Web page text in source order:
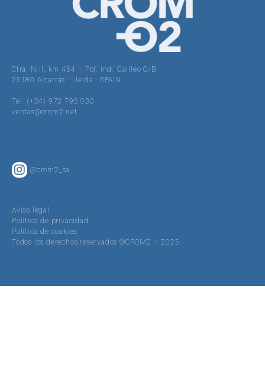
Ctra. N-II, km 454 – Pol. Ind. Galileo C/B
25180 Alcarràs · Lleida · SPAIN
Tel. (+34) 973 795 030
ventas@crom2.net
@crom2_sa
Aviso legal
Política de privacidad
Política de cookies
Todos los derechos reservados ©CROM2 – 2025